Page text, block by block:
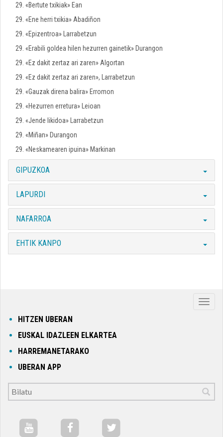
29. «Bertute txikiak» Ean
29. «Ene herri txikia» Abadiñon
29. «Epizentroa» Larrabetzun
29. «Erabili goldea hilen hezurren gainetik» Durangon
29. «Ez dakit zertaz ari zaren» Algortan
29. «Ez dakit zertaz ari zaren», Larrabetzun
29. «Gauzak direna balira» Erromon
29. «Hezurren erretura» Leioan
29. «Jende likidoa» Larrabetzun
29. «Miñan» Durangon
29. «Neskamearen ipuina» Markinan
GIPUZKOA
LAPURDI
NAFARROA
EHTIK KANPO
HITZEN UBERAN
EUSKAL IDAZLEEN ELKARTEA
HARREMANETARAKO
UBERAN APP